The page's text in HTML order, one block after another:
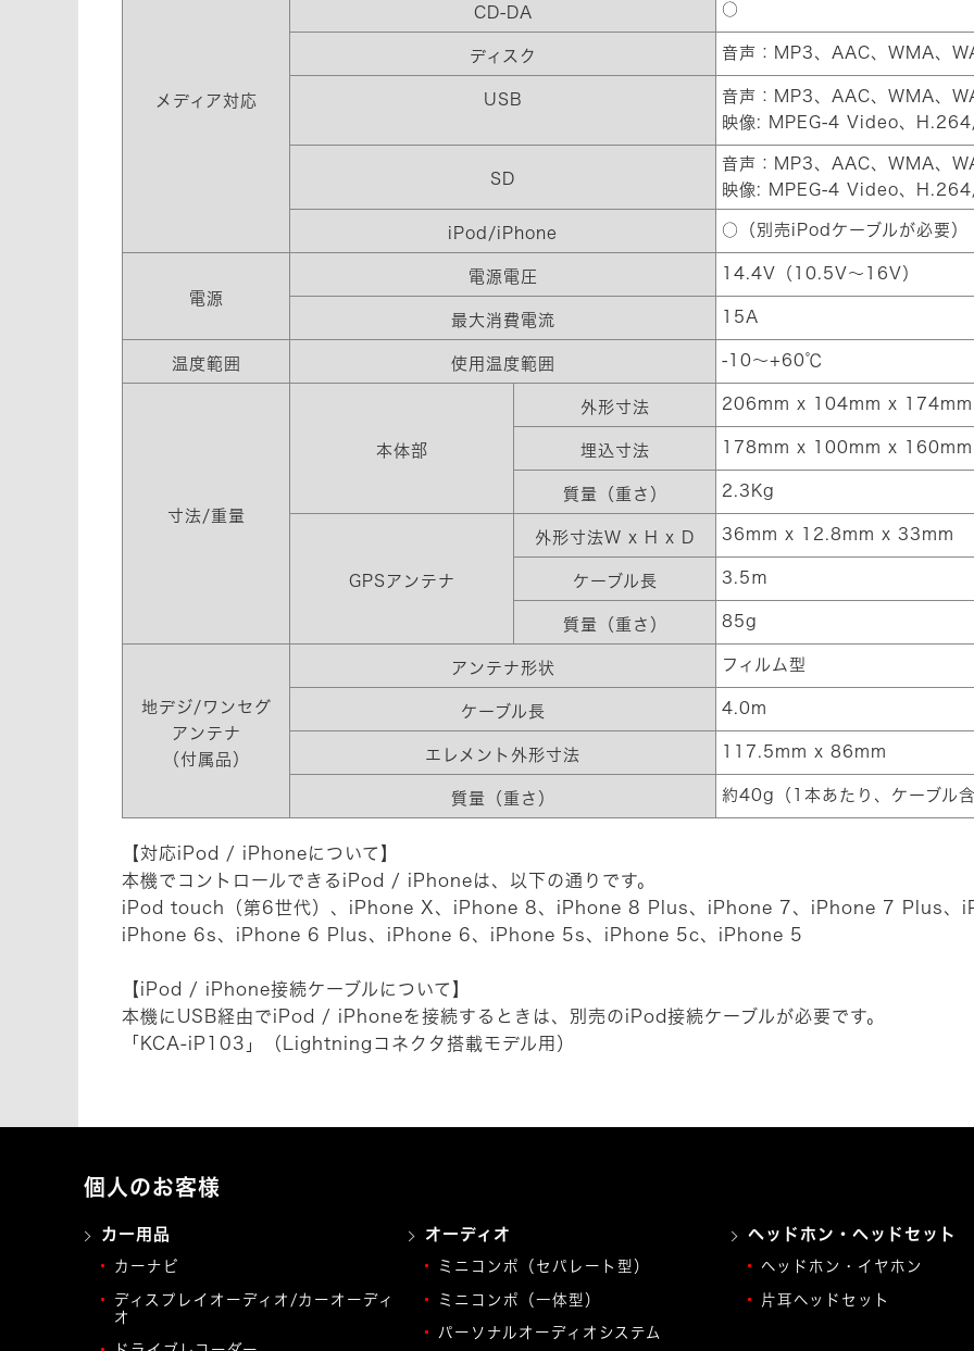
メディア対応
CD-DA ○
ディスク 音声：MP3、AAC、WMA、
USB
音声：MP3、AAC、WMA、
映像: MPEG-4 Video、
SD
音声：MP3、AAC、WMA、
映像: MPEG-4 Video、
iPod/iPhone ○（別売iPodケーブルが必要）
電源
電源電圧 14.4V（10.5V～16V）
最大消費電流 15A
温度範囲 使用温度範囲 -10～+60℃
寸法/重量
本体部
外形寸法 206mm x 104mm x 174mm
埋込寸法 178mm x 100mm x 160mm
質量（重さ） 2.3Kg
GPSアンテナ
外形寸法W x H x D 36mm x 12.8mm x 33mm
ケーブル長 3.5ｍ
質量（重さ） 85g
地デジ/ワンセグ
アンテナ
（付属品）
アンテナ形状 フィルム型
ケーブル長 4.0m
エレメント外形寸法 117.5mm x 86mm
質量（重さ） 約40g（1本あたり、ケーブル
【対応iPod / iPhoneについて】
本機でコントロールできるiPod / iPhoneは、以下の通りです。
iPod touch（第6世代）、iPhone X、iPhone 8、iPhone 8 Plus、iPhone 7、iPhone 7 Plus、
iPhone 6s、iPhone 6 Plus、iPhone 6、iPhone 5s、iPhone 5c、iPhone 5
【iPod / iPhone接続ケーブルについて】
本機にUSB経由でiPod / iPhoneを接続するときは、別売のiPod接続ケーブルが必要です。
「KCA-iP103」（Lightningコネクタ搭載モデル用）
個人のお客様
カー用品
カーナビ
ディスプレイオーディオ/カーオーディ
オ
オーディオ
ミニコンポ（セパレート型）
ミニコンポ（一体型）
パーソナルオーディオシステム
ヘッドホン・ヘッドセット
ヘッドホン・イヤホン
片耳ヘッドセット